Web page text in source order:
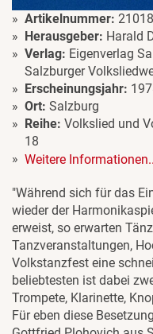
Artikelnummer: 21018
Herausgeber: Harald
Verlag: Eigenverlag
Salzburger
Erscheinungsjahr:
Ort: Salzburg
Reihe: Volkslied und
18
Weitere
"Während sich für das
wieder der
erweist, so erwarten
Tanzveranstaltungen,
Volkstanzfest eine
beliebtesten ist dabei
Trompete, Klarinette,
Für eben diese